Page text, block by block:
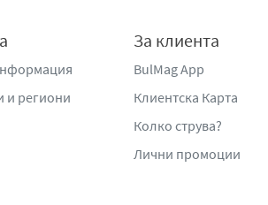
и региони
За клиента
BulMag App
Клиентска Карта
Колко струва?
Лични промоции